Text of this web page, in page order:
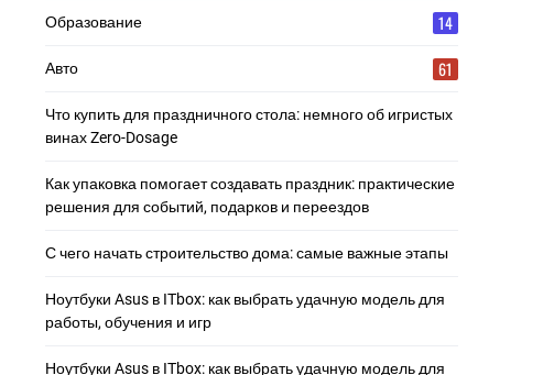
Образование 14
Авто 61
Что купить для праздничного стола: немного об игристых
винах Zero-Dosage
Как упаковка помогает создавать праздник: практические
решения для событий, подарков и переездов
С чего начать строительство дома: самые важные этапы
Ноутбуки Asus в ITbox: как выбрать удачную модель для
работы, обучения и игр
Ноутбуки Asus в ITbox: как выбрать удачную модель для